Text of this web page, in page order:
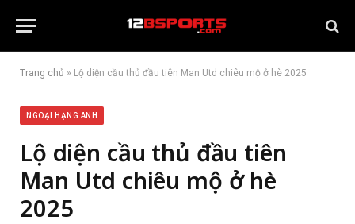
Trang chủ » Lộ diện cầu thủ đầu tiên Man Utd chiêu mộ ở hè 2025
NGOẠI HẠNG ANH
Lộ diện cầu thủ đầu tiên
Man Utd chiêu mộ ở hè
2025